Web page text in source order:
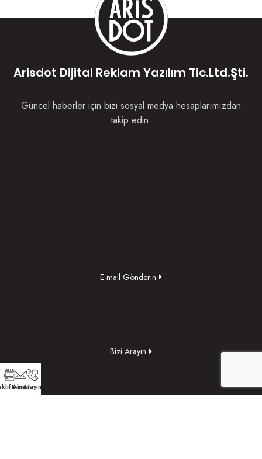
Arisdot Dijital Reklam Yazılım Tic.Ltd.Şti.
Güncel haberler için bizi sosyal medya hesaplarımızdan
takip edin.
E-mail Gönderin
Bizi Arayın
Alın
E-mailArayın